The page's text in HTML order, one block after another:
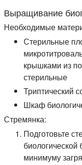
Выращивание
Необходимые
Стерильные
крышками из
стерильные
Триптический
Шкаф
Стремянка:
Подготовьте
биологической
минимуму